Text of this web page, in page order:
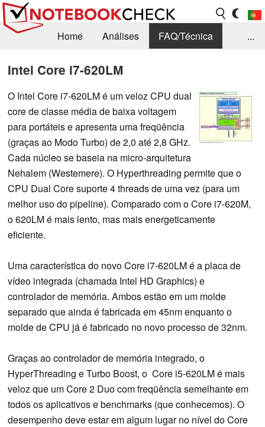
Home Análises
FAQ/Técnica
...
Intel Core i7-620LM
O Intel Core i7-620LM é um veloz CPU dual
core de classe média de baixa voltagem
para portáteis e apresenta uma freqüência
(graças ao Modo Turbo) de 2,0 até 2,8 GHz.
Cada núcleo se baseia na micro-arquitetura
Nehalem (Westemere). O Hyperthreading permite que o
CPU Dual Core suporte 4 threads de uma vez (para um
melhor uso do pipeline). Comparado com o Core i7-620M,
o 620LM é mais lento, mas mais energeticamente
eficiente.
Uma característica do novo Core i7-620LM é a placa de
vídeo integrada (chamada Intel HD Graphics) e
controlador de memória. Ambos estão em um molde
separado que ainda é fabricada em 45nm enquanto o
molde de CPU já é fabricado no novo processo de 32nm.
Graças ao controlador de memória integrado, o
HyperThreading e Turbo Boost, o Core i5-620LM é mais
veloz que um Core 2 Duo com freqüência semelhante em
todos os aplicativos e benchmarks (que conhecemos). O
desempenho deve estar em algum lugar no nível do Core